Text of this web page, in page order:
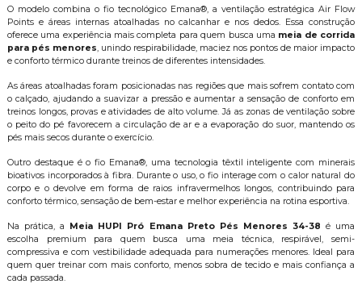
O modelo combina o fio tecnológico Emana®, a ventilação estratégica Air Flow
Points e áreas internas atoalhadas no calcanhar e nos dedos. Essa construção
oferece uma experiência mais completa para quem busca uma meia de corrida
para pés menores, unindo respirabilidade, maciez nos pontos de maior impacto
e conforto térmico durante treinos de diferentes intensidades.
As áreas atoalhadas foram posicionadas nas regiões que mais sofrem contato com
o calçado, ajudando a suavizar a pressão e aumentar a sensação de conforto em
treinos longos, provas e atividades de alto volume. Já as zonas de ventilação sobre
o peito do pé favorecem a circulação de ar e a evaporação do suor, mantendo os
pés mais secos durante o exercício.
Outro destaque é o fio Emana®, uma tecnologia têxtil inteligente com minerais
bioativos incorporados à fibra. Durante o uso, o fio interage com o calor natural do
corpo e o devolve em forma de raios infravermelhos longos, contribuindo para
conforto térmico, sensação de bem-estar e melhor experiência na rotina esportiva.
Na prática, a Meia HUPI Pró Emana Preto Pés Menores 34-38 é uma
escolha premium para quem busca uma meia técnica, respirável, semi-
compressiva e com vestibilidade adequada para numerações menores. Ideal para
quem quer treinar com mais conforto, menos sobra de tecido e mais confiança a
cada passada.